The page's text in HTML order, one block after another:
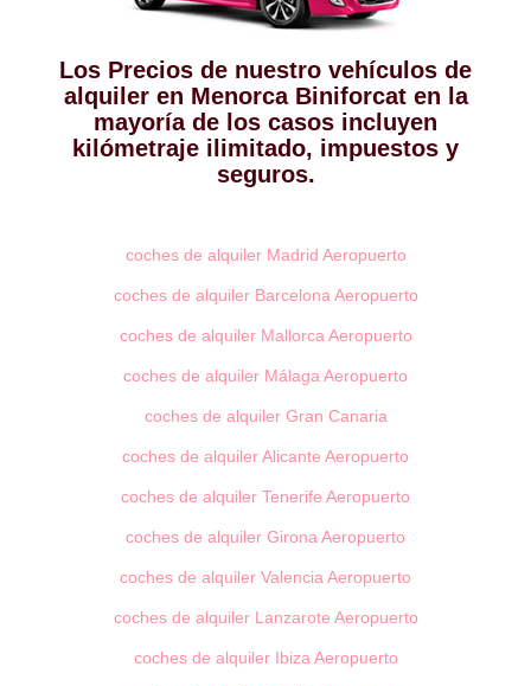
Los Precios de nuestro vehículos de
alquiler en Menorca Biniforcat en la
mayoría de los casos incluyen
kilómetraje ilimitado, impuestos y
seguros.
coches de alquiler Madrid Aeropuerto
coches de alquiler Barcelona Aeropuerto
coches de alquiler Mallorca Aeropuerto
coches de alquiler Málaga Aeropuerto
coches de alquiler Gran Canaria
coches de alquiler Alicante Aeropuerto
coches de alquiler Tenerife Aeropuerto
coches de alquiler Girona Aeropuerto
coches de alquiler Valencia Aeropuerto
coches de alquiler Lanzarote Aeropuerto
coches de alquiler Ibiza Aeropuerto